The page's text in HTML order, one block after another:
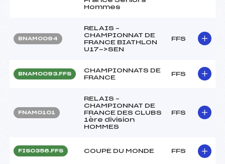
Hommes
BNAM0094
RELAIS –
CHAMPIONNAT DE
FRANCE BIATHLON
U17->SEN
FFS
BNAM0093.FFS
CHAMPIONNATS DE
FRANCE
FFS
FNAM0101
RELAIS –
CHAMPIONNAT DE
FRANCE DES CLUBS
1ère division
HOMMES
FFS
FIS0356.FFS COUPE DU MONDE FFS